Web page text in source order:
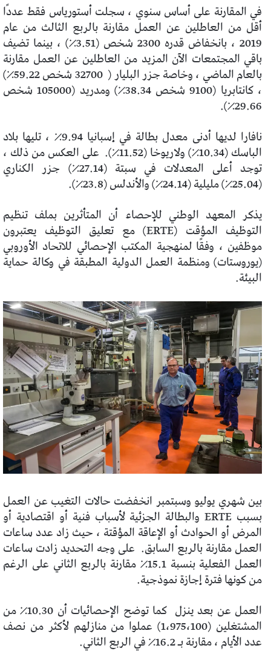
في المقارنة على أساس سنوي ، سجلت أستورياس فقط عددًا
أقل من العاطلين عن العمل مقارنة بالربع الثالث من عام
2019 ، بانخفاض قدره 2300 شخص (3.51٪) ، بينما تضيف
باقي المجتمعات الآن المزيد من العاطلين عن العمل مقارنة
بالعام الماضي ، وخاصة جزر البليار ( 32700 شخص 59.22٪)
، كانتابريا (9100 شخص 38.34٪) ومدريد (105000 شخص
29.66٪).
نافارا لديها أدنى معدل بطالة في إسبانيا 9.94٪ ، تليها بلاد
الباسك (10.34٪) ولاريوخا (11.52٪). على العكس من ذلك ،
توجد أعلى المعدلات في سبتة (27.14٪) جزر الكناري
(25.04٪) مليلية (24.14٪) والأندلس (23.8٪).
يذكر المعهد الوطني للإحصاء أن المتأثرين بملف تنظيم
التوظيف المؤقت (ERTE) مع تعليق التوظيف يعتبرون
موظفين ، وفقًا لمنهجية المكتب الإحصائي للاتحاد الأوروبي
(يوروستات) ومنظمة العمل الدولية المطبقة في وكالة حماية
البيئة.
بين شهري يوليو وسبتمبر انخفضت حالات التغيب عن العمل
بسبب ERTE والبطالة الجزئية لأسباب فنية أو اقتصادية أو
المرض أو الحوادث أو الإعاقة المؤقتة ، حيث زاد عدد ساعات
العمل مقارنة بالربع السابق. على وجه التحديد زادت ساعات
العمل الفعلية بنسبة 15.1٪ مقارنة بالربع الثاني على الرغم
من كونها فترة إجازة نموذجية.
العمل عن بعد ينزل
كما توضح الإحصائيات أن 10.30٪ من
المشتغلين (1،975،100) عملوا من منازلهم لأكثر من نصف
عدد الأيام ، مقارنة بـ 16.2٪ في الربع الثاني.